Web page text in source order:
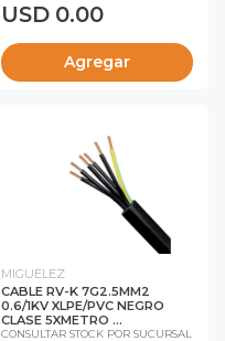
USD 0.00
Agregar
MIGUELEZ
CABLE RV-K 7G2.5MM2
0.6/1KV XLPE/PVC NEGRO
CLASE 5XMETRO ...
CONSULTAR STOCK POR SUCURSAL